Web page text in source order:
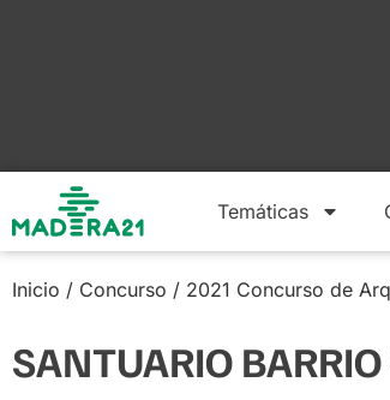
Temáticas
Inicio / Concurso / 2021 Concurso de
SANTUARIO